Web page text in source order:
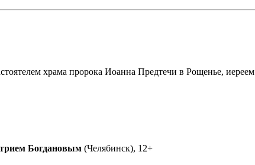
храма пророка Иоанна Предтечи в Рощенье, иереем
Богдановым (Челябинск), 12+